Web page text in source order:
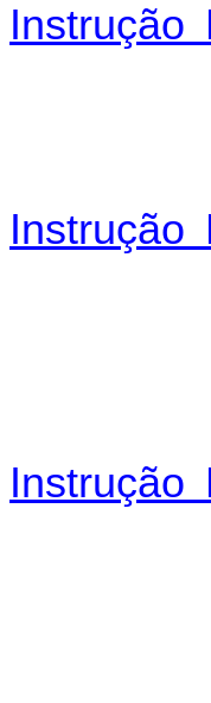
Instrução
Instrução
Instrução